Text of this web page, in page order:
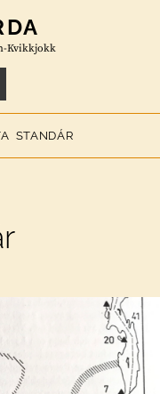
Kvikkjokk
STANDÁR